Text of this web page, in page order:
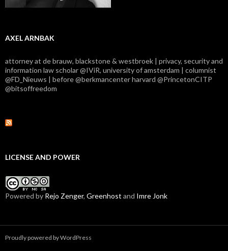
AXEL ARNBAK
attorney at de brauw, blackstone & westbroek | privacy, security and
information law scholar @IViR, university of amsterdam | columnist
@FD_Nieuws | before @berkmancenter harvard @PrincetonCITP
@bitsoffreedom
LICENSE AND POWER
Powered by Rejo Zenger, Greenhost and Imre Jonk
Proudly powered by WordPress